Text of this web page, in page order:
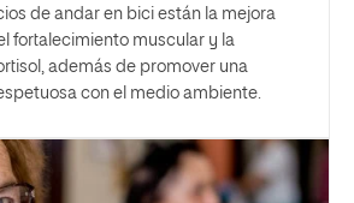
de andar en bici están la mejora
fortalecimiento muscular y la
además de promover una
con el medio ambiente.